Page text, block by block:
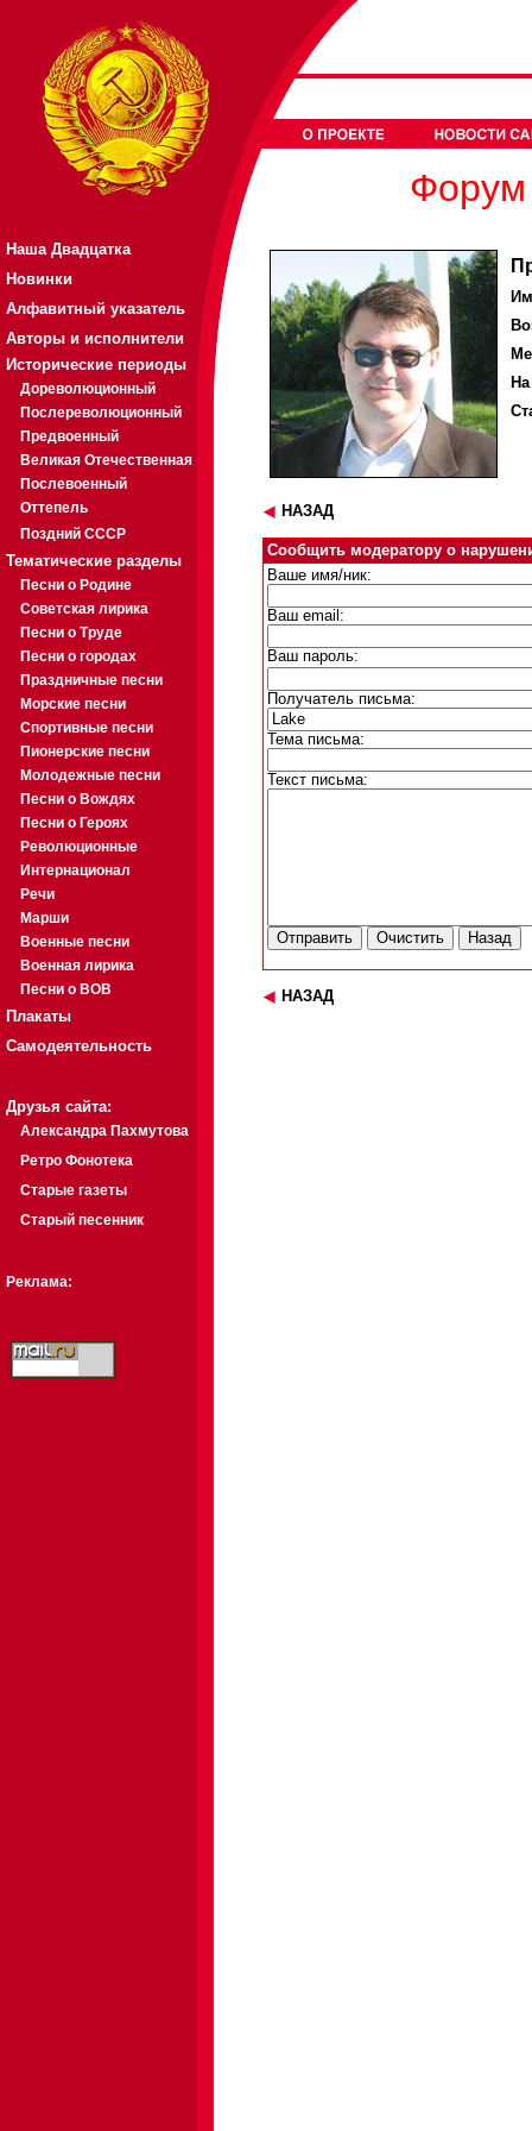
Наша Двадцатка
Новинки
Алфавитный указатель
Авторы и исполнители
Исторические периоды
Дореволюционный
Послереволюционный
Предвоенный
Великая Отечественная
Послевоенный
Оттепель
Поздний СССР
Тематические разделы
Песни о Родине
Советская лирика
Песни о Труде
Песни о городах
Праздничные песни
Морские песни
Спортивные песни
Пионерские песни
Молодежные песни
Песни о Вождях
Песни о Героях
Революционные
Интернационал
Речи
Марши
Военные песни
Военная лирика
Песни о ВОВ
Плакаты
Самодеятельность
Друзья сайта:
Александра Пахмутова
Ретро Фонотека
Старые газеты
Старый песенник
Реклама:
Форум
НАЗАД
Сообщить модератору о
Ваше имя/ник:
Ваш email:
Ваш пароль:
Получатель письма:
Тема письма:
Текст письма:
НАЗАД